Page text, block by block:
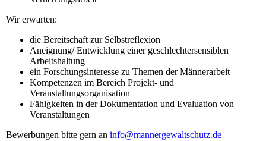
Wir erwarten:
die Bereitschaft zur Selbstreflexion
Aneignung/ Entwicklung einer geschlechtersensiblen
Arbeitshaltung
ein Forschungsinteresse zu Themen der Männerarbeit
Kompetenzen im Bereich Projekt- und
Veranstaltungsorganisation
Fähigkeiten in der Dokumentation und Evaluation von
Veranstaltungen
Bewerbungen bitte gern an info@mannergewaltschutz.de